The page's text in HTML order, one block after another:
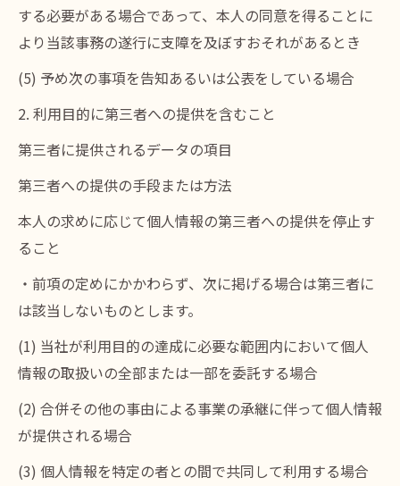
する必要がある場合であって、本人の同意を得ることに
より当該事務の遂行に支障を及ぼすおそれがあるとき
(5) 予め次の事項を告知あるいは公表をしている場合
2. 利用目的に第三者への提供を含むこと
第三者に提供されるデータの項目
第三者への提供の手段または方法
本人の求めに応じて個人情報の第三者への提供を停止す
ること
・前項の定めにかかわらず、次に掲げる場合は第三者に
は該当しないものとします。
(1) 当社が利用目的の達成に必要な範囲内において個人
情報の取扱いの全部または一部を委託する場合
(2) 合併その他の事由による事業の承継に伴って個人情報
が提供される場合
(3) 個人情報を特定の者との間で共同して利用する場合